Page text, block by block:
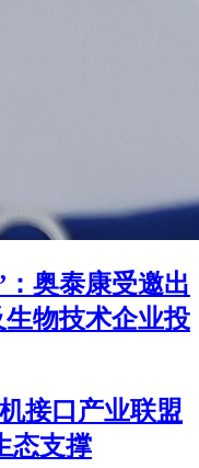
奥泰康受邀出
物技术企业投
接口产业联盟
态支撑